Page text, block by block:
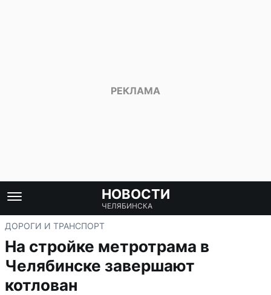
НОВОСТИ
ЧЕЛЯБИНСКА
ДОРОГИ И ТРАНСПОРТ
На стройке метротрама в
Челябинске завершают
котлован